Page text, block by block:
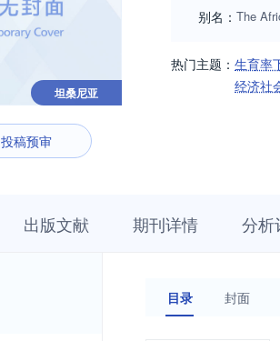
坦桑尼亚
投稿预审
别名： The
热门主题： 生育率
经济社
出版文献 期刊详情 分析
目录 封面